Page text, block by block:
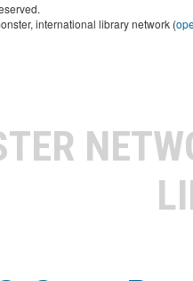
international library network (